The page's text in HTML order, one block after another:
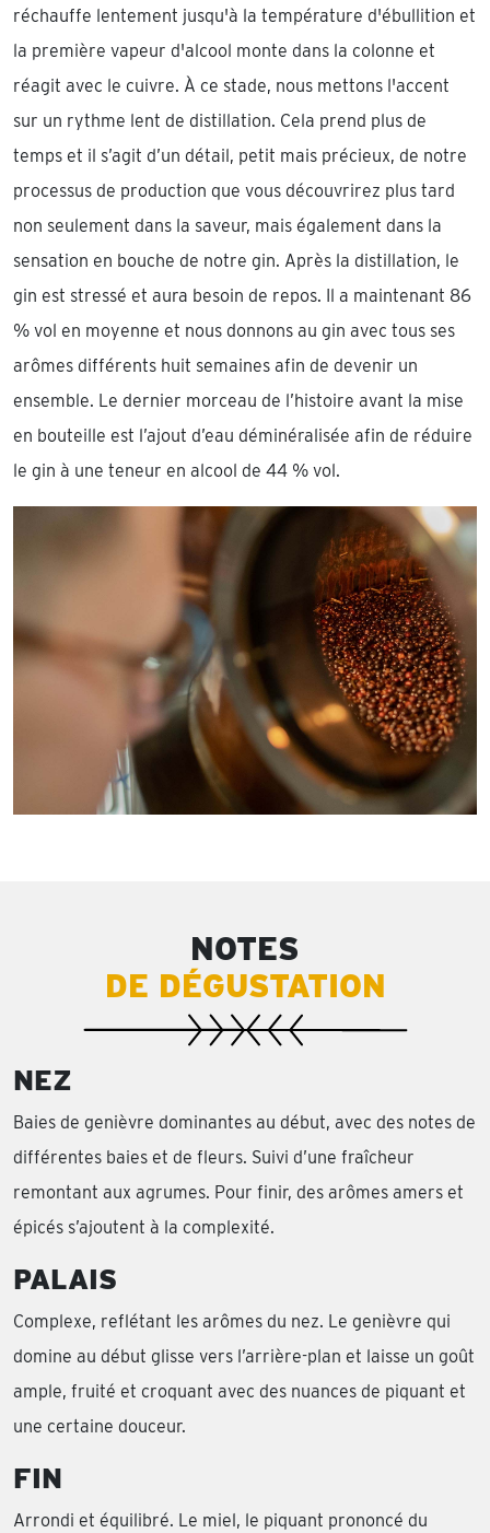
réchauffe lentement jusqu'à la température d'ébullition et
la première vapeur d'alcool monte dans la colonne et
réagit avec le cuivre. À ce stade, nous mettons l'accent
sur un rythme lent de distillation. Cela prend plus de
temps et il s’agit d’un détail, petit mais précieux, de notre
processus de production que vous découvrirez plus tard
non seulement dans la saveur, mais également dans la
sensation en bouche de notre gin. Après la distillation, le
gin est stressé et aura besoin de repos. Il a maintenant 86
% vol en moyenne et nous donnons au gin avec tous ses
arômes différents huit semaines afin de devenir un
ensemble. Le dernier morceau de l’histoire avant la mise
en bouteille est l’ajout d’eau déminéralisée afin de réduire
le gin à une teneur en alcool de 44 % vol.
NOTES
DE DÉGUSTATION
NEZ
Baies de genièvre dominantes au début, avec des notes de
différentes baies et de fleurs. Suivi d’une fraîcheur
remontant aux agrumes. Pour finir, des arômes amers et
épicés s’ajoutent à la complexité.
PALAIS
Complexe, reflétant les arômes du nez. Le genièvre qui
domine au début glisse vers l’arrière-plan et laisse un goût
ample, fruité et croquant avec des nuances de piquant et
une certaine douceur.
FIN
Arrondi et équilibré. Le miel, le piquant prononcé du